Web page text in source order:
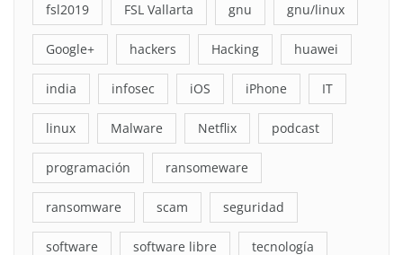
fsl2019 FSL Vallarta gnu gnu/linux
Google+ hackers Hacking huawei
india infosec iOS iPhone IT
linux Malware Netflix podcast
programación ransomeware
ransomware scam seguridad
software software libre tecnología